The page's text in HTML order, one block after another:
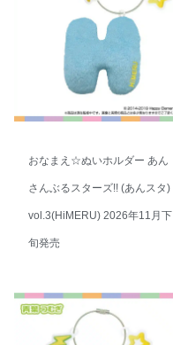
おなまえ☆ぬいホルダー あん
さんぶるスターズ!! (あんスタ)
vol.3(HiMERU) 2026年11月下
旬発売